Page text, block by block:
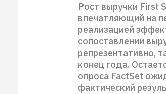
Рост выручки First
впечатляющий на
реализацией
сопоставлении
репрезентативно,
конец года.
опроса FactSet
фактический